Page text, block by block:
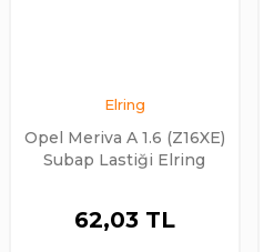
Elring
Opel Meriva A 1.6 (Z16XE)
Subap Lastiği Elring
62,03 TL